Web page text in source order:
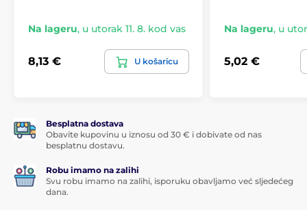
Na lageru, u utorak 11. 8. kod vas
8,13 € U košaricu
Na lageru, u
5,02 €
Besplatna dostava
Obavite kupovinu u iznosu od 30 € i dobivate od nas
besplatnu dostavu.
Robu imamo na zalihi
Svu robu imamo na zalihi, isporuku obavljamo već sljedećeg
dana.